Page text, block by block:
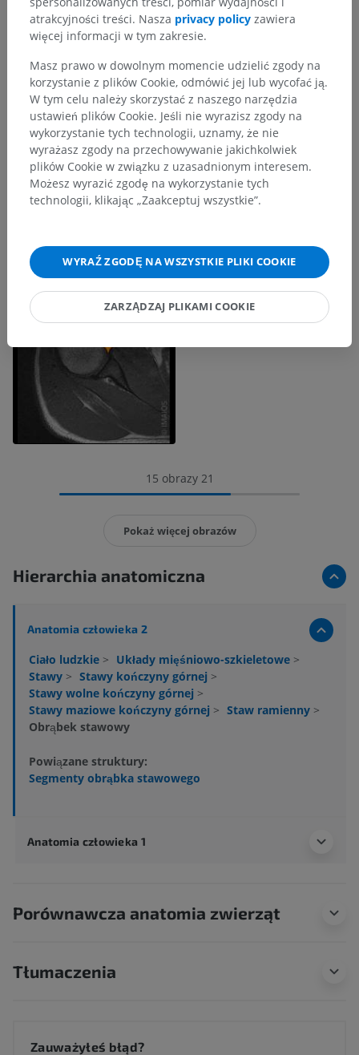
15 obrazy 21
Pokaż więcej obrazów
Hierarchia anatomiczna
Anatomia człowieka 2
Ciało ludzkie > Układy mięśniowo-szkieletowe >
Stawy > Stawy kończyny górnej >
Stawy wolne kończyny górnej >
Stawy maziowe kończyny górnej > Staw ramienny >
Obrąbek stawowy
Powiązane struktury:
Segmenty obrąbka stawowego
Anatomia człowieka 1
Porównawcza anatomia zwierząt
Tłumaczenia
Zauważyłeś błąd?
atrakcyjności treści. Nasza privacy policy zawiera
więcej informacji w tym zakresie.
Masz prawo w dowolnym momencie udzielić zgody na
korzystanie z plików Cookie, odmówić jej lub wycofać ją.
W tym celu należy skorzystać z naszego narzędzia
ustawień plików Cookie. Jeśli nie wyrazisz zgody na
wykorzystanie tych technologii, uznamy, że nie
wyrażasz zgody na przechowywanie jakichkolwiek
plików Cookie w związku z uzasadnionym interesem.
Możesz wyrazić zgodę na wykorzystanie tych
technologii, klikając „Zaakceptuj wszystkie”.
WYRAŹ ZGODĘ NA WSZYSTKIE PLIKI COOKIE
ZARZĄDZAJ PLIKAMI COOKIE